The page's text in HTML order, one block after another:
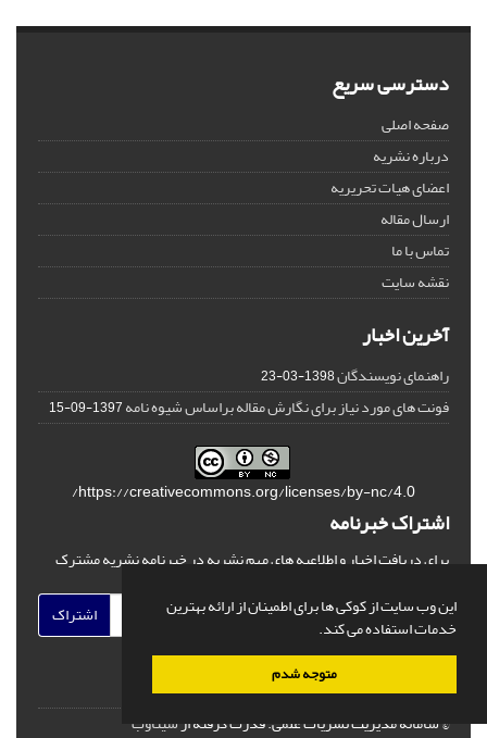
این وب سایت از کوکی ها برای اطمینان از ارائه بهترین
خدمات استفاده می کند.
متوجه شدم
دسترسی سریع
صفحه اصلی
درباره نشریه
اعضای هیات تحریریه
ارسال مقاله
تماس با ما
نقشه سایت
آخرین اخبار
راهنمای نویسندگان1398-03-23
فونت های مورد نیاز برای نگارش مقاله براساس شیوه نامه1397-09-15
https://creativecommons.org/licenses/by-nc/4.0/
اشتراک خبرنامه
برای دریافت اخبار و اطلاعیه های مهم نشریه در خبرنامه نشریه مشترک
اشتراک
© سامانه مدیریت نشریات علمی.قدرت گرفته ازسیناوب